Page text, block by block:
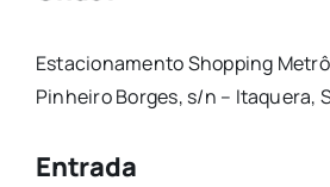
Estacionamento Shopping
Pinheiro Borges, s/n – Itaquera,
Entrada